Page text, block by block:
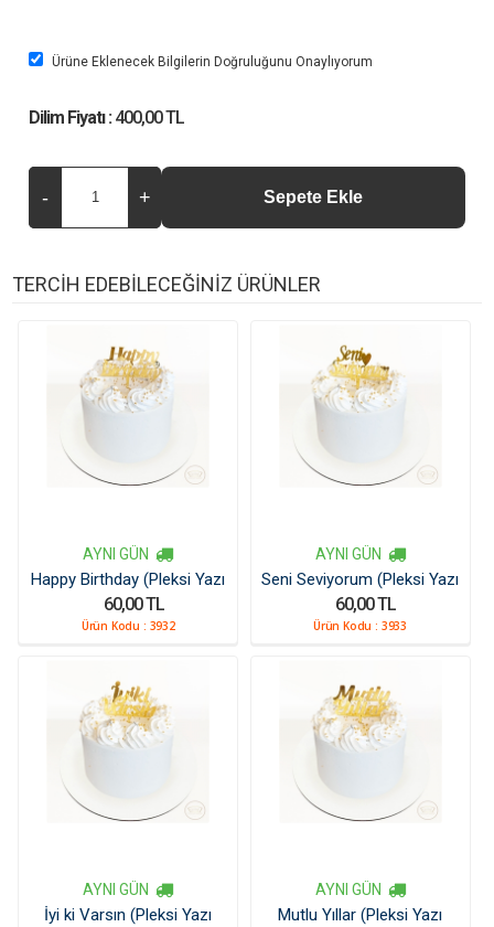
Ürüne Eklenecek Bilgilerin Doğruluğunu Onaylıyorum
Dilim Fiyatı : 400,00 TL
TERCİH EDEBİLECEĞİNİZ ÜRÜNLER
AYNI GÜN
Happy Birthday (Pleksi Yazı
Kücük)
60,00 TL
Ürün Kodu : 3932
AYNI GÜN
Seni Seviyorum (Pleksi Yazı
Kücük)
60,00 TL
Ürün Kodu : 3933
AYNI GÜN
İyi ki Varsın (Pleksi Yazı
AYNI GÜN
Mutlu Yıllar (Pleksi Yazı